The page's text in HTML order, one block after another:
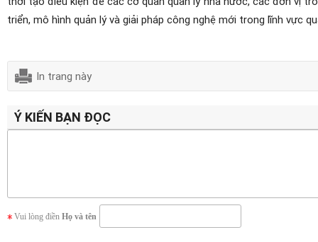
triển, mô hình quản lý và giải pháp công nghệ mới trong lĩnh vực
In trang này
Ý KIẾN BẠN ĐỌC
Vui lòng điền Họ và tên